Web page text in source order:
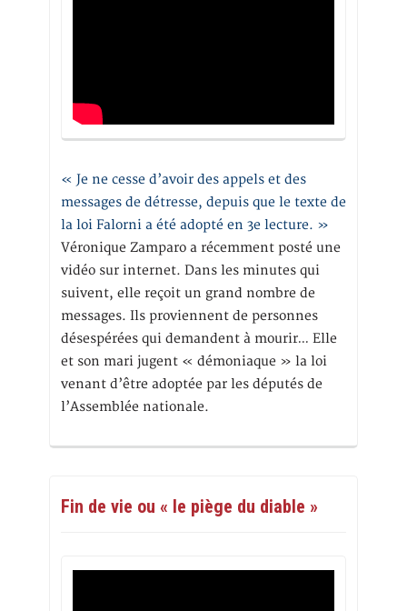
« Je ne cesse d’avoir des appels et des
messages de détresse, depuis que le texte de
la loi Falorni a été adopté en 3e lecture. »
Véronique Zamparo a récemment posté une
vidéo sur internet. Dans les minutes qui
suivent, elle reçoit un grand nombre de
messages. Ils proviennent de personnes
désespérées qui demandent à mourir… Elle
et son mari jugent « démoniaque » la loi
venant d’être adoptée par les députés de
l’Assemblée nationale.
Fin de vie ou « le piège du diable »